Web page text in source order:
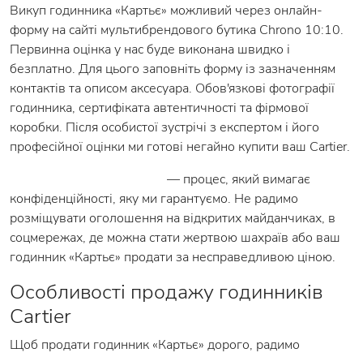
Викуп годинника «Картьє» можливий через онлайн-
форму на сайті мультибрендового бутика Chrono 10:10.
Первинна оцінка у нас буде виконана швидко і
безплатно. Для цього заповніть форму із зазначенням
контактів та описом аксесуара. Обов'язкові фотографії
годинника, сертифіката автентичності та фірмової
коробки. Після особистої зустрічі з експертом і його
професійної оцінки ми готові негайно купити ваш Cartier.
— процес, який вимагає
конфіденційності, яку ми гарантуємо. Не радимо
розміщувати оголошення на відкритих майданчиках, в
соцмережах, де можна стати жертвою шахраїв або ваш
годинник «Картьє» продати за несправедливою ціною.
Особливості продажу годинників
Cartier
Щоб продати годинник «Картьє» дорого, радимо